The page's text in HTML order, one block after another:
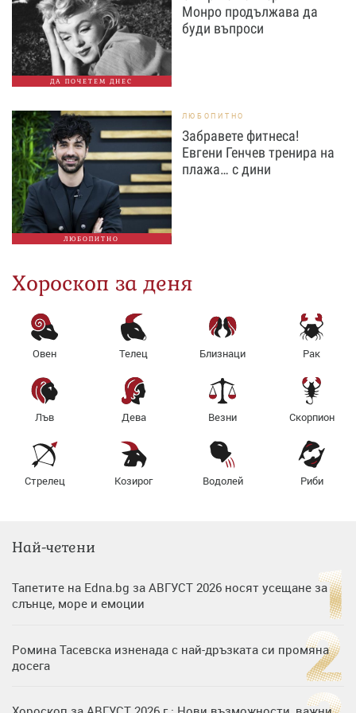
ДА ПОЧЕТЕМ ДНЕС
Монро продължава да
буди въпроси
ЛЮБОПИТНО
ЛЮБОПИТНО
Забравете фитнеса!
Евгени Генчев тренира на
плажа… с дини
Хороскоп за деня
Овен Телец Близнаци Рак
Лъв Дева Везни Скорпион
Стрелец Козирог Водолей Риби
Най-четени
Тапетите на Edna.bg за АВГУСТ 2026 носят усещане за
слънце, море и емоции
Ромина Тасевска изненада с най-дръзката си промяна
досега